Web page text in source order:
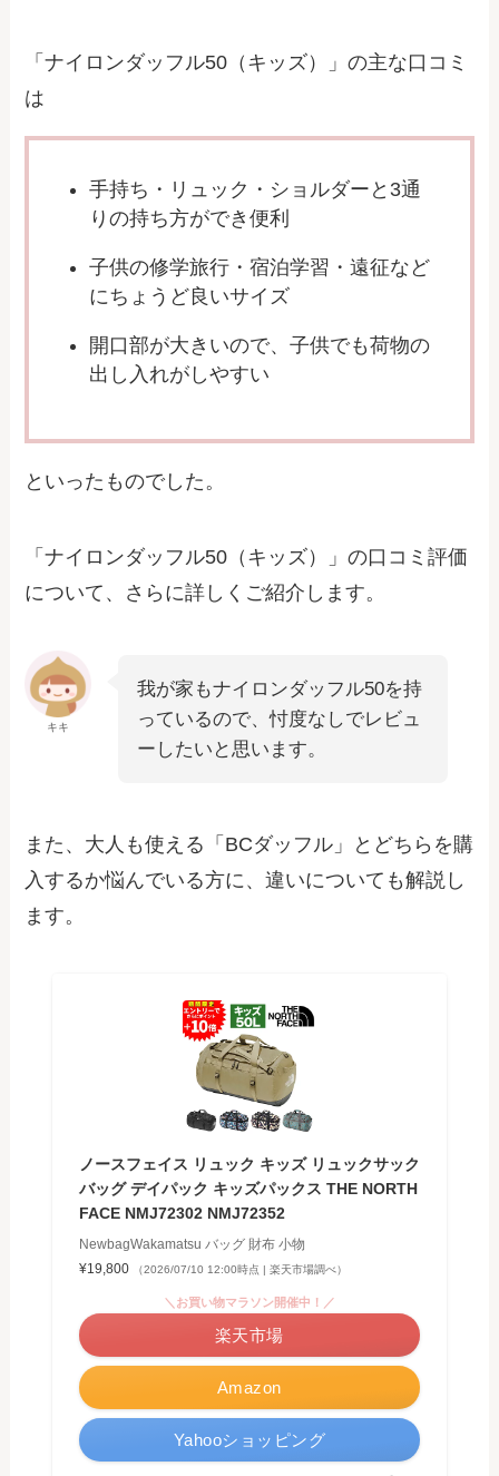
「ナイロンダッフル50（キッズ）」の主な口コミ
は
手持ち・リュック・ショルダーと3通
りの持ち方ができ便利
子供の修学旅行・宿泊学習・遠征など
にちょうど良いサイズ
開口部が大きいので、子供でも荷物の
出し入れがしやすい
といったものでした。
「ナイロンダッフル50（キッズ）」の口コミ評価
について、さらに詳しくご紹介します。
キキ
我が家もナイロンダッフル50を持
っているので、忖度なしでレビュ
ーしたいと思います。
また、大人も使える「BCダッフル」とどちらを購
入するか悩んでいる方に、違いについても解説し
ます。
ノースフェイス リュック キッズ リュックサック
バッグ デイパック キッズパックス THE NORTH
FACE NMJ72302 NMJ72352
NewbagWakamatsu バッグ 財布 小物
¥19,800
（2026/07/10 12:00時点 | 楽天市場調べ）
Amazon
＼お買い物マラソン開催中！／
楽天市場
Yahooショッピング